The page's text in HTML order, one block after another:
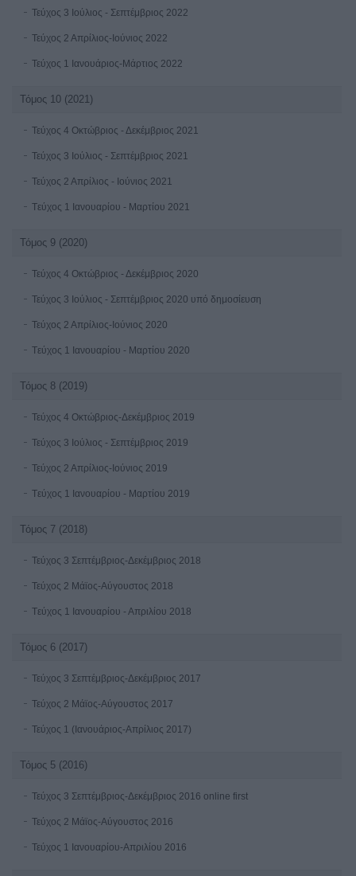
Τεύχος 3 Ιούλιος - Σεπτέμβριος 2022
Τεύχος 2 Απρίλιος-Ιούνιος 2022
Τεύχος 1 Ιανουάριος-Μάρτιος 2022
Τόμος 10 (2021)
Τεύχος 4 Οκτώβριος - Δεκέμβριος 2021
Τεύχος 3 Ιούλιος - Σεπτέμβριος 2021
Τεύχος 2 Απρίλιος - Ιούνιος 2021
Tεύχος 1 Ιανουαρίου - Μαρτίου 2021
Τόμος 9 (2020)
Τεύχος 4 Οκτώβριος - Δεκέμβριος 2020
Τεύχος 3 Ιούλιος - Σεπτέμβριος 2020 υπό δημοσίευση
Τεύχος 2 Απρίλιος-Ιούνιος 2020
Tεύχος 1 Ιανουαρίου - Μαρτίου 2020
Τόμος 8 (2019)
Τεύχος 4 Οκτώβριος-Δεκέμβριος 2019
Τεύχος 3 Ioύλιος - Σεπτέμβριος 2019
Τεύχος 2 Απρίλιος-Ιούνιος 2019
Tεύχος 1 Ιανουαρίου - Μαρτίου 2019
Τόμος 7 (2018)
Τεύχος 3 Σεπτέμβριος-Δεκέμβριος 2018
Τεύχος 2 Μάϊος-Αύγουστος 2018
Tεύχος 1 Ιανουαρίου - Απριλίου 2018
Τόμος 6 (2017)
Τεύχος 3 Σεπτέμβριος-Δεκέμβριος 2017
Τεύχος 2 Μάϊος-Αύγουστος 2017
Τεύχος 1 (Ιανουάριος-Απρίλιος 2017)
Τόμος 5 (2016)
Τεύχος 3 Σεπτέμβριος-Δεκέμβριος 2016 online first
Τεύχος 2 Μάϊος-Αύγουστος 2016
Τεύχος 1 Ιανουαρίου-Απριλίου 2016